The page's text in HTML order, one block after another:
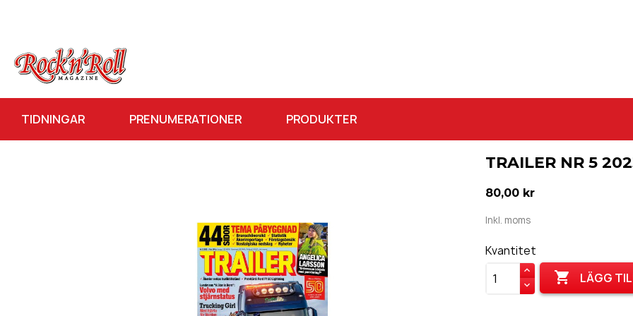
TIDNINGAR PRENUMERATIONER PRODUKTER
TRAILER NR 5
80,00 kr
Inkl. moms
Kvantitet
 LÄGG